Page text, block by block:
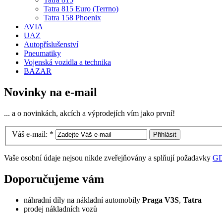
Tatra 815 Euro (Terrno)
Tatra 158 Phoenix
AVIA
UAZ
Autopříslušenství
Pneumatiky
Vojenská vozidla a technika
BAZAR
Novinky na e-mail
... a o novinkách, akcích a výprodejích vím jako první!
Váš e-mail: *
Vaše osobní údaje nejsou nikde zveřejňovány a splňují požadavky
Doporučujeme vám
náhradní díly na nákladní automobily Praga V3S, Tatra
prodej nákladních vozů